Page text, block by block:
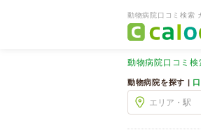
動物病院口コミ検索
動物病院口コミ検
動物病院を探す |